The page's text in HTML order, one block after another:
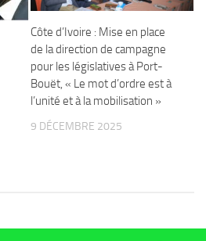
Côte d’Ivoire : Mise en place
de la direction de campagne
pour les législatives à Port-
Bouët, « Le mot d’ordre est à
l’unité et à la mobilisation »
9 DÉCEMBRE 2025